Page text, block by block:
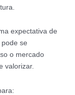
expectativa de
se
o mercado
valorizar.